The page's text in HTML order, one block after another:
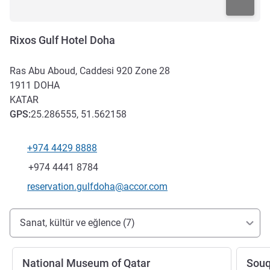
Rixos Gulf Hotel Doha
Ras Abu Aboud, Caddesi 920 Zone 28
1911 DOHA
KATAR
GPS:25.286555, 51.562158
Telefon
+974 4429 8888
Faks
+974 4441 8784
İletişim için e-posta
reservation.gulfdoha@accor.com
Erişim ve ulaşım
Sanat, kültür ve eğlence (7)
National Museum of Qatar